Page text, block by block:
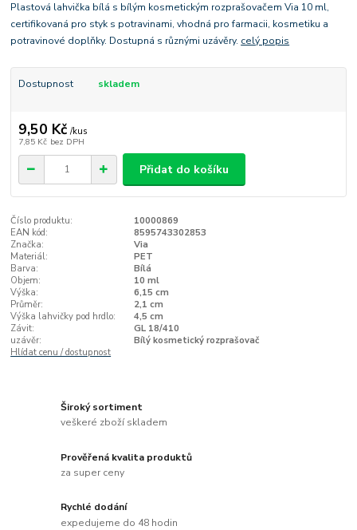
Plastová lahvička bílá s bílým kosmetickým rozprašovačem Via 10 ml,
certifikovaná pro styk s potravinami, vhodná pro farmacii, kosmetiku a
potravinové doplňky. Dostupná s různými uzávěry. celý popis
Dostupnost skladem
9,50 Kč /kus
7,85 Kč bez DPH
Přidat do košíku
Číslo produktu:
10000869
EAN kód:
8595743302853
Značka:
Via
Materiál:
PET
Barva:
Bílá
Objem:
10 ml
Výška:
6,15 cm
Průměr:
2,1 cm
Výška lahvičky pod hrdlo:
4,5 cm
Závit:
GL 18/410
uzávěr:
Bílý kosmetický rozprašovač
Hlídat cenu / dostupnost
Široký sortiment
veškeré zboží skladem
Prověřená kvalita produktů
za super ceny
Rychlé dodání
expedujeme do 48 hodin